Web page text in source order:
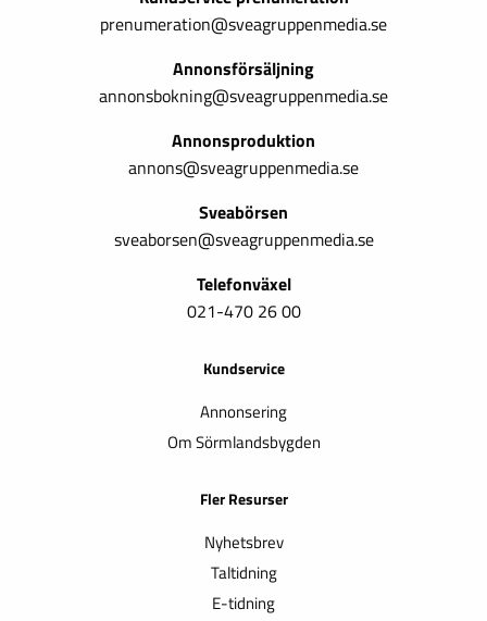
prenumeration@sveagruppenmedia.se
Annonsförsäljning
annonsbokning@sveagruppenmedia.se
Annonsproduktion
annons@sveagruppenmedia.se
Sveabörsen
sveaborsen@sveagruppenmedia.se
Telefonväxel
021-470 26 00
Kundservice
Annonsering
Om Sörmlandsbygden
Fler Resurser
Nyhetsbrev
Taltidning
E-tidning